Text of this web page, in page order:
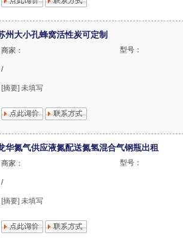
州大小孔蜂窝活性炭可定制
商家： 型号：
/
[摘要] 未填写
华氮气供应液氮配送氮氢混合气钢瓶出租
商家： 型号：
/
[摘要] 未填写